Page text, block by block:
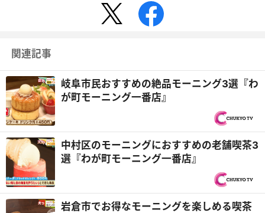
関連記事
岐阜市民おすすめの絶品モーニング3選『わ
が町モーニング一番店』
中村区のモーニングにおすすめの老舗喫茶3
選『わが町モーニング一番店』
岩倉市でお得なモーニングを楽しめる喫茶